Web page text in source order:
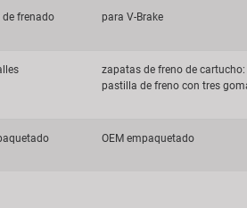
frenado para V-Brake
zapatas de freno de
pastilla de freno con tres
OEM empaquetado